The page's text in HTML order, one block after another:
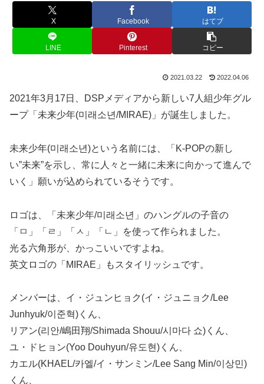
X Facebook はてブ
LINE Pinterest コピー
2021.03.22 2022.04.06
2021年3月17日、DSPメディアから新しい7人組少年グル
ープ「未来少年(미래소년/MIRAE)」が誕生しました。
未来少年(미래소년)という名前には、「K-POPの新し
い”未来”を示し、常に人々と一緒に未来に向かって進んで
いく」願いが込められているそうです。
ロゴは、「未来少年/미래소년」のハングルの子音の
「ㅁ」「ㄹ」「ㅅ」「ㄴ」を使って作られました。
光る六角形が、かっこいいですよね。
英文ロゴの「MIRAE」もスタイリッシュです。
メンバーは、イ・ジュンヒョク(イ・ジュニョク/Lee
Junhyuk/이준혁)くん、
リアン(리안/嶋田翔/Shimada Shouu/시마다 쇼)くん、
ユ・ドヒョン(Yoo Douhyun/유도현)くん、
カエル(KHAEL/카엘/イ・サンミン/Lee Sang Min/이상민)
くん、